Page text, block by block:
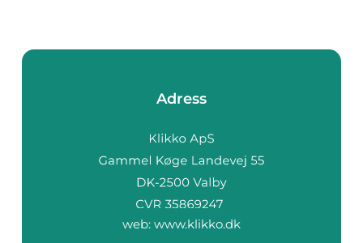
Adress
web: www.klikko.dk